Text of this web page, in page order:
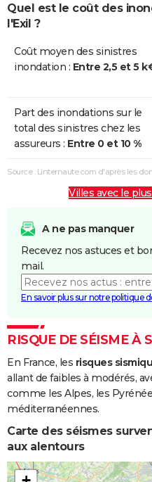
Boue
et/ou
Coulées de
Inondations
et/ou
Coulées de
Boue
05/10/1993
Inondations
Coulées de
30/04/1983
Inondations
et/ou
Coulées de
24/04/1983
Inondations
et/ou
Coulées de
Boue
Inondations
et/ou
Boue
06/11/1982
Quel est le coût des
l'Exil ?
Coût moyen des sinistres
inondation : Entre 2,5 et 5
Part des inondations sur le
total des sinistres chez les
assureurs : Entre 0 et 10 %
Source : Linternaute.com d'après les
Villes avec le
A ne pas manquer
Recevez nos astuces et
mail.
En savoir plus sur notre politique
RISQUE DE SÉISME À
En France, les risques
allant de faibles à modérés,
comme les Alpes, les
méditerranéennes.
Carte des séismes
aux alentours